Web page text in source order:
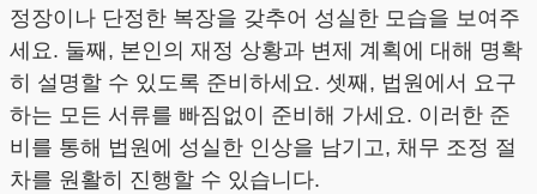
정장이나 단정한 복장을 갖추어 성실한 모습을 보여주
세요. 둘째, 본인의 재정 상황과 변제 계획에 대해 명확
히 설명할 수 있도록 준비하세요. 셋째, 법원에서 요구
하는 모든 서류를 빠짐없이 준비해 가세요. 이러한 준
비를 통해 법원에 성실한 인상을 남기고, 채무 조정 절
차를 원활히 진행할 수 있습니다.